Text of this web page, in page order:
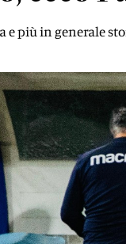
e più in generale